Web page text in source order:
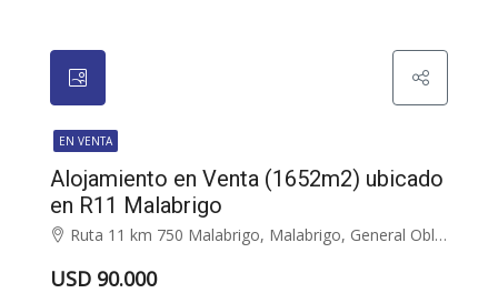
EN VENTA
Alojamiento en Venta (1652m2) ubicado
en R11 Malabrigo
Ruta 11 km 750 Malabrigo, Malabrigo, General Obligado
USD 90.000